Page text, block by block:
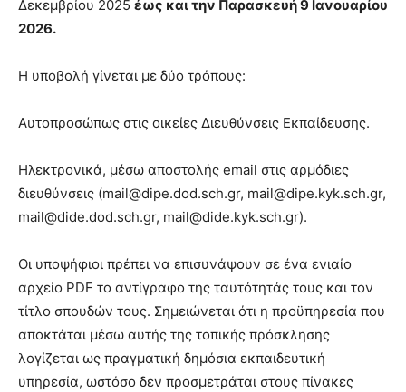
Δεκεμβρίου 2025 έως και την Παρασκευή 9 Ιανουαρίου
2026.
Η υποβολή γίνεται με δύο τρόπους:
Αυτοπροσώπως στις οικείες Διευθύνσεις Εκπαίδευσης.
Ηλεκτρονικά, μέσω αποστολής email στις αρμόδιες
διευθύνσεις (mail@dipe.dod.sch.gr, mail@dipe.kyk.sch.gr,
mail@dide.dod.sch.gr, mail@dide.kyk.sch.gr).
Οι υποψήφιοι πρέπει να επισυνάψουν σε ένα ενιαίο
αρχείο PDF το αντίγραφο της ταυτότητάς τους και τον
τίτλο σπουδών τους. Σημειώνεται ότι η προϋπηρεσία που
αποκτάται μέσω αυτής της τοπικής πρόσκλησης
λογίζεται ως πραγματική δημόσια εκπαιδευτική
υπηρεσία, ωστόσο δεν προσμετράται στους πίνακες